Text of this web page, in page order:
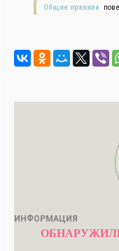
Общие правила
ИНФОРМАЦИЯ